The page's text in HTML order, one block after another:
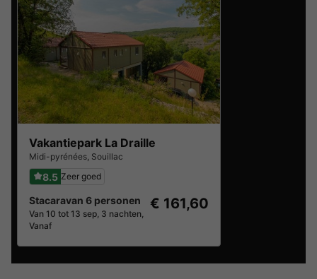
Vakantiepark La Draille
Midi-pyrénées, Souillac
8.5 Zeer goed
Stacaravan 6 personen
Van 10 tot 13 sep, 3 nachten,
Vanaf
€ 161,60